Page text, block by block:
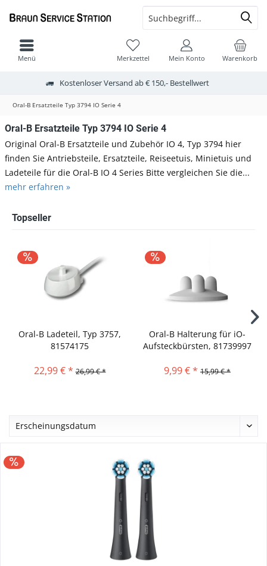
Kostenloser Versand ab € 150,- Bestellwert
Warenkorb
Merkzettel Mein Konto
Menü
Oral-B Ersatzteile Typ 3794 IO Serie 4
Oral-B Ersatzteile Typ 3794 IO Serie 4
Original Oral-B Ersatzteile und Zubehör IO 4, Typ 3794 hier
finden Sie Antriebsteile, Ersatzteile, Reiseetuis, Minietuis und
Ladeteile für die Oral-B IO 4 Series Bitte vergleichen Sie die...
mehr erfahren »
Topseller
Oral-B Ladeteil, Typ 3757,
81574175
22,99 € * 26,99 € *
Oral-B Halterung für iO-
Aufsteckbürsten, 81739997
9,99 € * 15,99 € *